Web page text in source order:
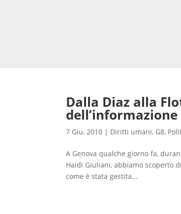
Dalla Diaz alla
dell’informazione
7 Giu, 2010 | Diritti umani, G8,
A Genova qualche giorno fa,
Haidi Giuliani, abbiamo scoperto
come è stata gestita...